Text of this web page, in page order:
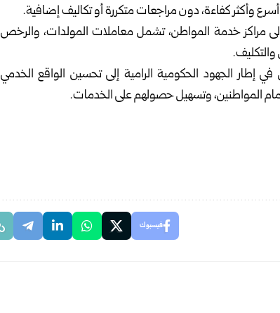
وأكثر كفاءة، دون مراجعات متكررة أو تكاليف إضافية.
مراكز خدمة المواطن، تشمل معاملات المولدات، والرخص
الجهود الحكومية الرامية إلى تحسين الواقع الخدمي
أمام المواطنين، وتسهيل حصولهم على الخدمات.
فيسبوك